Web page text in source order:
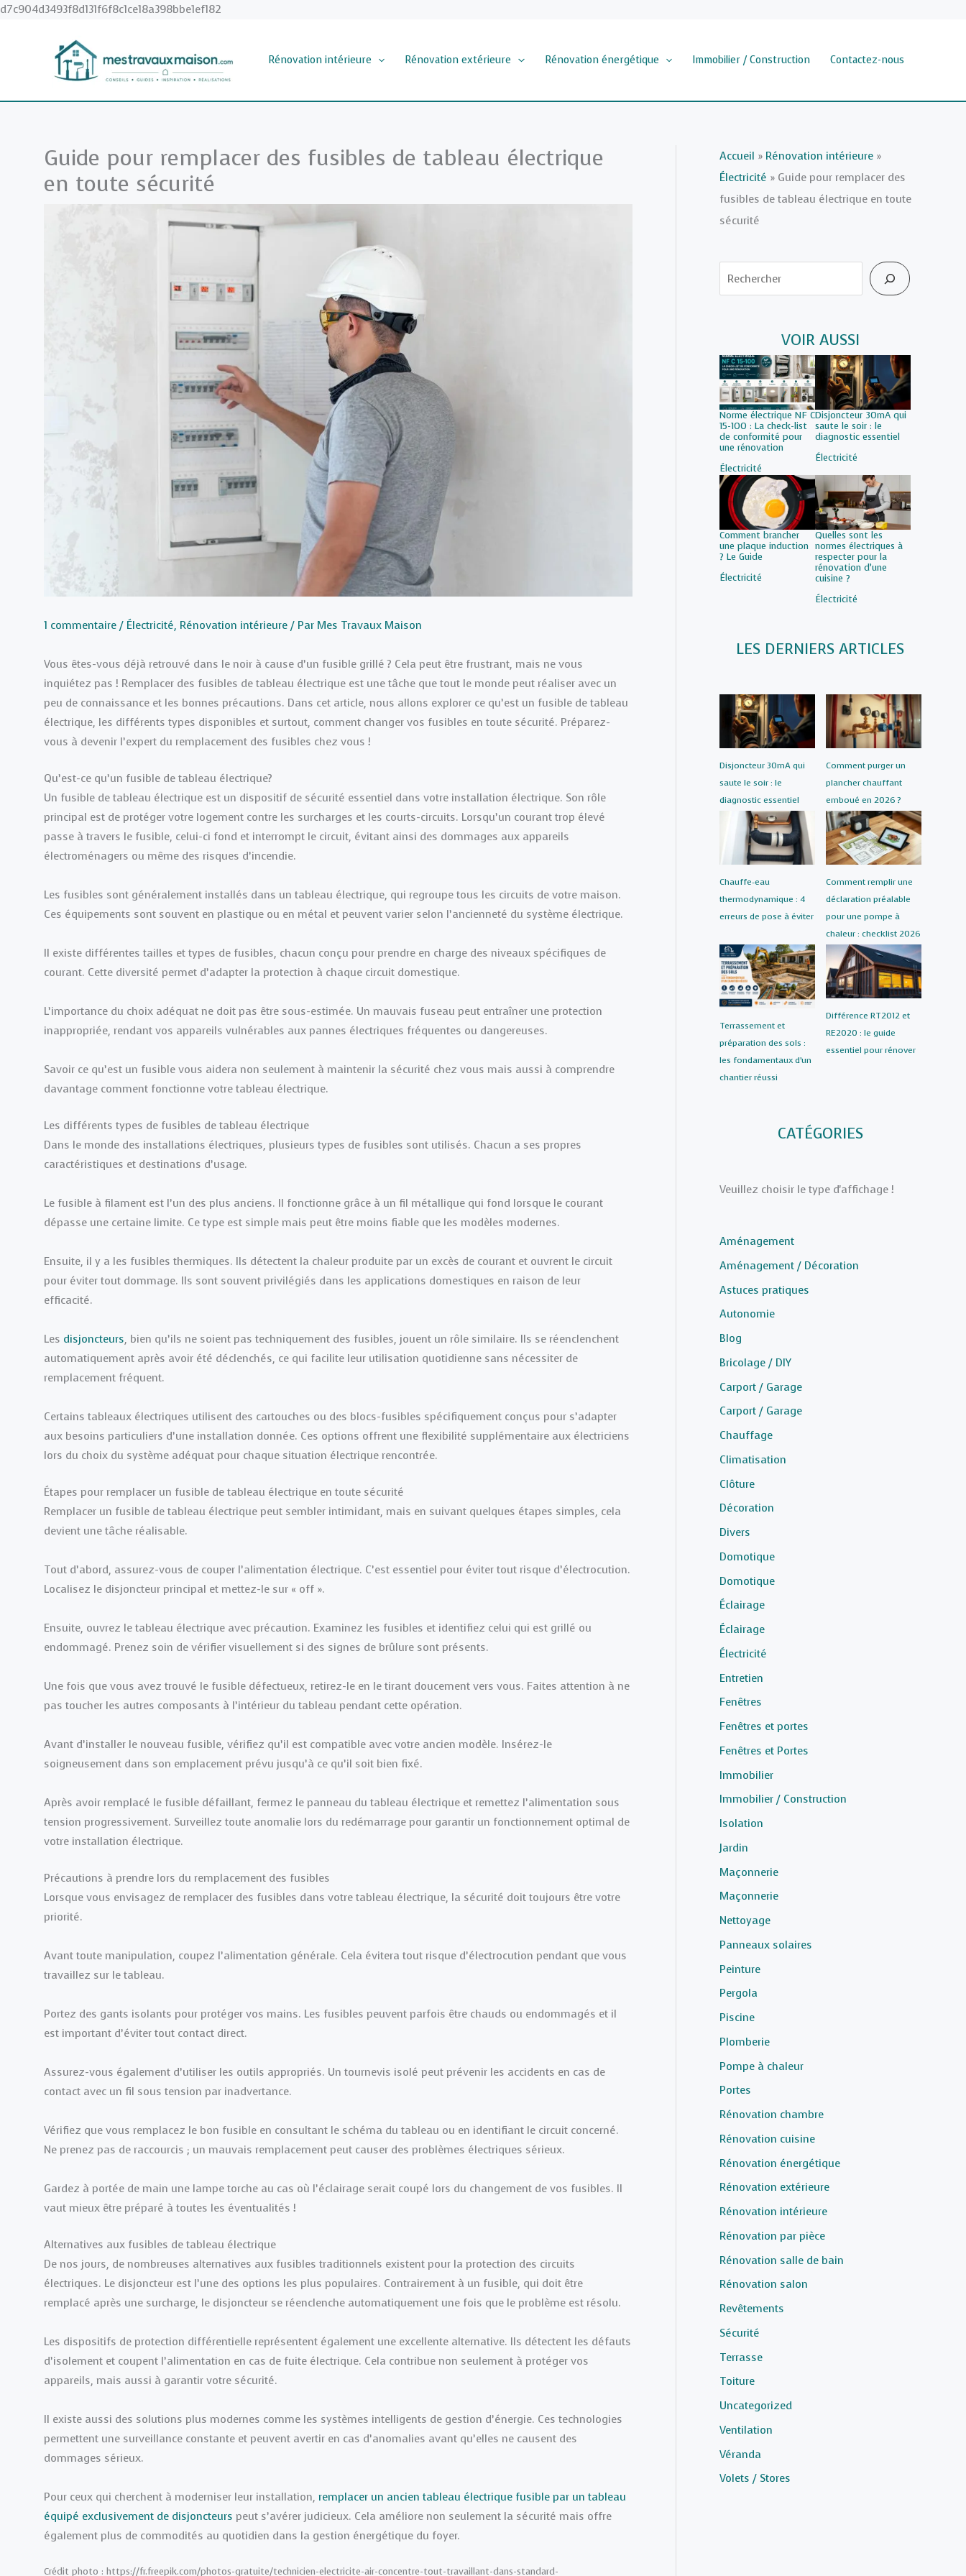
d7c904d3493f8d131f6f8c1ce18a398bbe1ef182
Rénovation intérieure Rénovation extérieure Rénovation énergétique Immobilier / Construction Contactez-nous
Guide pour remplacer des fusibles de tableau électrique
en toute sécurité
1 commentaire / Électricité, Rénovation intérieure / Par Mes Travaux Maison
Vous êtes-vous déjà retrouvé dans le noir à cause d’un fusible grillé ? Cela peut être frustrant, mais ne vous
inquiétez pas ! Remplacer des fusibles de tableau électrique est une tâche que tout le monde peut réaliser avec un
peu de connaissance et les bonnes précautions. Dans cet article, nous allons explorer ce qu’est un fusible de tableau
électrique, les différents types disponibles et surtout, comment changer vos fusibles en toute sécurité. Préparez-
vous à devenir l’expert du remplacement des fusibles chez vous !
Qu’est-ce qu’un fusible de tableau électrique?
Un fusible de tableau électrique est un dispositif de sécurité essentiel dans votre installation électrique. Son rôle
principal est de protéger votre logement contre les surcharges et les courts-circuits. Lorsqu’un courant trop élevé
passe à travers le fusible, celui-ci fond et interrompt le circuit, évitant ainsi des dommages aux appareils
électroménagers ou même des risques d’incendie.
Les fusibles sont généralement installés dans un tableau électrique, qui regroupe tous les circuits de votre maison.
Ces équipements sont souvent en plastique ou en métal et peuvent varier selon l’ancienneté du système électrique.
Il existe différentes tailles et types de fusibles, chacun conçu pour prendre en charge des niveaux spécifiques de
courant. Cette diversité permet d’adapter la protection à chaque circuit domestique.
L’importance du choix adéquat ne doit pas être sous-estimée. Un mauvais fuseau peut entraîner une protection
inappropriée, rendant vos appareils vulnérables aux pannes électriques fréquentes ou dangereuses.
Savoir ce qu’est un fusible vous aidera non seulement à maintenir la sécurité chez vous mais aussi à comprendre
davantage comment fonctionne votre tableau électrique.
Les différents types de fusibles de tableau électrique
Dans le monde des installations électriques, plusieurs types de fusibles sont utilisés. Chacun a ses propres
caractéristiques et destinations d’usage.
Le fusible à filament est l’un des plus anciens. Il fonctionne grâce à un fil métallique qui fond lorsque le courant
dépasse une certaine limite. Ce type est simple mais peut être moins fiable que les modèles modernes.
Ensuite, il y a les fusibles thermiques. Ils détectent la chaleur produite par un excès de courant et ouvrent le circuit
pour éviter tout dommage. Ils sont souvent privilégiés dans les applications domestiques en raison de leur
efficacité.
Les disjoncteurs, bien qu’ils ne soient pas techniquement des fusibles, jouent un rôle similaire. Ils se réenclenchent
automatiquement après avoir été déclenchés, ce qui facilite leur utilisation quotidienne sans nécessiter de
remplacement fréquent.
Certains tableaux électriques utilisent des cartouches ou des blocs-fusibles spécifiquement conçus pour s’adapter
aux besoins particuliers d’une installation donnée. Ces options offrent une flexibilité supplémentaire aux électriciens
lors du choix du système adéquat pour chaque situation électrique rencontrée.
Étapes pour remplacer un fusible de tableau électrique en toute sécurité
Remplacer un fusible de tableau électrique peut sembler intimidant, mais en suivant quelques étapes simples, cela
devient une tâche réalisable.
Tout d’abord, assurez-vous de couper l’alimentation électrique. C’est essentiel pour éviter tout risque d’électrocution.
Localisez le disjoncteur principal et mettez-le sur « off ».
Ensuite, ouvrez le tableau électrique avec précaution. Examinez les fusibles et identifiez celui qui est grillé ou
endommagé. Prenez soin de vérifier visuellement si des signes de brûlure sont présents.
Une fois que vous avez trouvé le fusible défectueux, retirez-le en le tirant doucement vers vous. Faites attention à ne
pas toucher les autres composants à l’intérieur du tableau pendant cette opération.
Avant d’installer le nouveau fusible, vérifiez qu’il est compatible avec votre ancien modèle. Insérez-le
soigneusement dans son emplacement prévu jusqu’à ce qu’il soit bien fixé.
Après avoir remplacé le fusible défaillant, fermez le panneau du tableau électrique et remettez l’alimentation sous
tension progressivement. Surveillez toute anomalie lors du redémarrage pour garantir un fonctionnement optimal de
votre installation électrique.
Précautions à prendre lors du remplacement des fusibles
Lorsque vous envisagez de remplacer des fusibles dans votre tableau électrique, la sécurité doit toujours être votre
priorité.
Avant toute manipulation, coupez l’alimentation générale. Cela évitera tout risque d’électrocution pendant que vous
travaillez sur le tableau.
Portez des gants isolants pour protéger vos mains. Les fusibles peuvent parfois être chauds ou endommagés et il
est important d’éviter tout contact direct.
Assurez-vous également d’utiliser les outils appropriés. Un tournevis isolé peut prévenir les accidents en cas de
contact avec un fil sous tension par inadvertance.
Vérifiez que vous remplacez le bon fusible en consultant le schéma du tableau ou en identifiant le circuit concerné.
Ne prenez pas de raccourcis ; un mauvais remplacement peut causer des problèmes électriques sérieux.
Gardez à portée de main une lampe torche au cas où l’éclairage serait coupé lors du changement de vos fusibles. Il
vaut mieux être préparé à toutes les éventualités !
Alternatives aux fusibles de tableau électrique
De nos jours, de nombreuses alternatives aux fusibles traditionnels existent pour la protection des circuits
électriques. Le disjoncteur est l’une des options les plus populaires. Contrairement à un fusible, qui doit être
remplacé après une surcharge, le disjoncteur se réenclenche automatiquement une fois que le problème est résolu.
Les dispositifs de protection différentielle représentent également une excellente alternative. Ils détectent les défauts
d’isolement et coupent l’alimentation en cas de fuite électrique. Cela contribue non seulement à protéger vos
appareils, mais aussi à garantir votre sécurité.
Il existe aussi des solutions plus modernes comme les systèmes intelligents de gestion d’énergie. Ces technologies
permettent une surveillance constante et peuvent avertir en cas d’anomalies avant qu’elles ne causent des
dommages sérieux.
Pour ceux qui cherchent à moderniser leur installation, remplacer un ancien tableau électrique fusible par un tableau
équipé exclusivement de disjoncteurs peut s’avérer judicieux. Cela améliore non seulement la sécurité mais offre
également plus de commodités au quotidien dans la gestion énergétique du foyer.
Crédit photo : https://fr.freepik.com/photos-gratuite/technicien-electricite-air-concentre-tout-travaillant-dans-standard-
Accueil » Rénovation intérieure »
Électricité »Guide pour remplacer des
fusibles de tableau électrique en toute
sécurité
Rechercher
VOIR AUSSI
Norme électrique NF C
15-100 : La check-list
de conformité pour
une rénovation
Par rapport à
Électricité
Disjoncteur 30mA qui
saute le soir : le
diagnostic essentiel
Par rapport à
Électricité
Comment brancher
une plaque induction
? Le Guide
Par rapport à
Électricité
Quelles sont les
normes électriques à
respecter pour la
rénovation d’une
cuisine ?
Par rapport à
Électricité
LES DERNIERS ARTICLES
Disjoncteur 30mA qui
saute le soir : le
diagnostic essentiel
Comment purger un
plancher chauffant
emboué en 2026 ?
Chauffe-eau
thermodynamique : 4
erreurs de pose à éviter
Comment remplir une
déclaration préalable
pour une pompe à
chaleur : checklist 2026
Terrassement et
préparation des sols :
les fondamentaux d’un
chantier réussi
Différence RT2012 et
RE2020 : le guide
essentiel pour rénover
CATÉGORIES
Veuillez choisir le type d'affichage !
Aménagement
Aménagement / Décoration
Astuces pratiques
Autonomie
Blog
Bricolage / DIY
Carport / Garage
Carport / Garage
Chauffage
Climatisation
Clôture
Décoration
Divers
Domotique
Domotique
Éclairage
Éclairage
Électricité
Entretien
Fenêtres
Fenêtres et portes
Fenêtres et Portes
Immobilier
Immobilier / Construction
Isolation
Jardin
Maçonnerie
Maçonnerie
Nettoyage
Panneaux solaires
Peinture
Pergola
Piscine
Plomberie
Pompe à chaleur
Portes
Rénovation chambre
Rénovation cuisine
Rénovation énergétique
Rénovation extérieure
Rénovation intérieure
Rénovation par pièce
Rénovation salle de bain
Rénovation salon
Revêtements
Sécurité
Terrasse
Toiture
Uncategorized
Ventilation
Véranda
Volets / Stores